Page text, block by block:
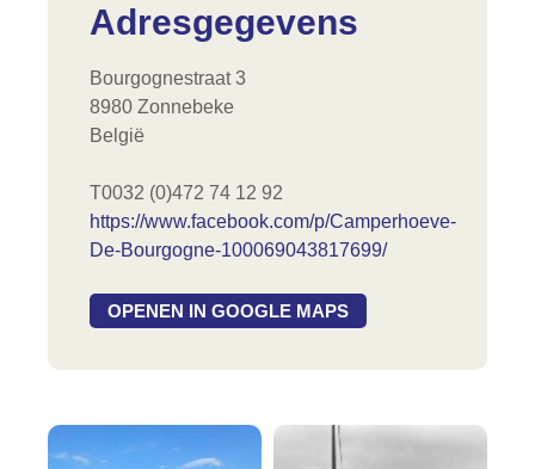
Adresgegevens
Bourgognestraat 3
8980 Zonnebeke
België
T0032 (0)472 74 12 92
https://www.facebook.com/p/Camperhoeve-
De-Bourgogne-100069043817699/
OPENEN IN GOOGLE MAPS